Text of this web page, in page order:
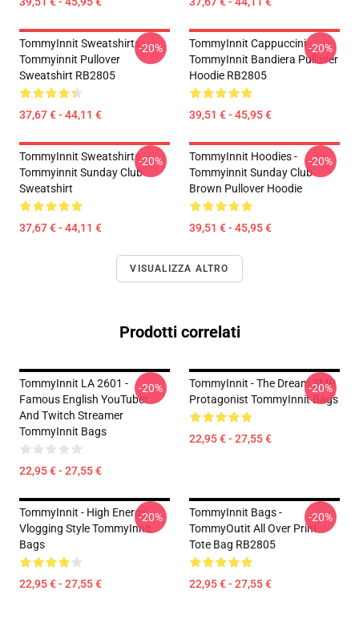
TommyInnit Sweatshirts -
Tommyinnit Pullover
Sweatshirt RB2805
37,67 € - 44,11 €
-20%
TommyInnit Cappuccini -
TommyInnit Bandiera Pullover
Hoodie RB2805
39,51 € - 45,95 €
-20%
TommyInnit Sweatshirts -
Tommyinnit Sunday Club
Sweatshirt
37,67 € - 44,11 €
-20%
TommyInnit Hoodies -
Tommyinnit Sunday Club
Brown Pullover Hoodie
39,51 € - 45,95 €
-20%
VISUALIZZA ALTRO
Prodotti correlati
TommyInnit LA 2601 -
Famous English YouTuber
And Twitch Streamer
TommyInnit Bags
22,95 € - 27,55 €
-20%
TommyInnit - The Dream SMP
Protagonist TommyInnit Bags
22,95 € - 27,55 €
-20%
TommyInnit - High Energy
Vlogging Style TommyInnit
Bags
22,95 € - 27,55 €
-20%
TommyInnit Bags -
TommyOutit All Over Print
Tote Bag RB2805
22,95 € - 27,55 €
-20%